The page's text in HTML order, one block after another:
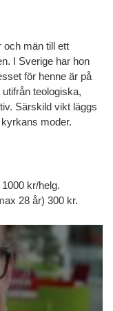
och män till ett
I Sverige har hon
för henne är på
teologiska,
Särskild vikt läggs
moder.
kr/helg.
28 år) 300 kr.